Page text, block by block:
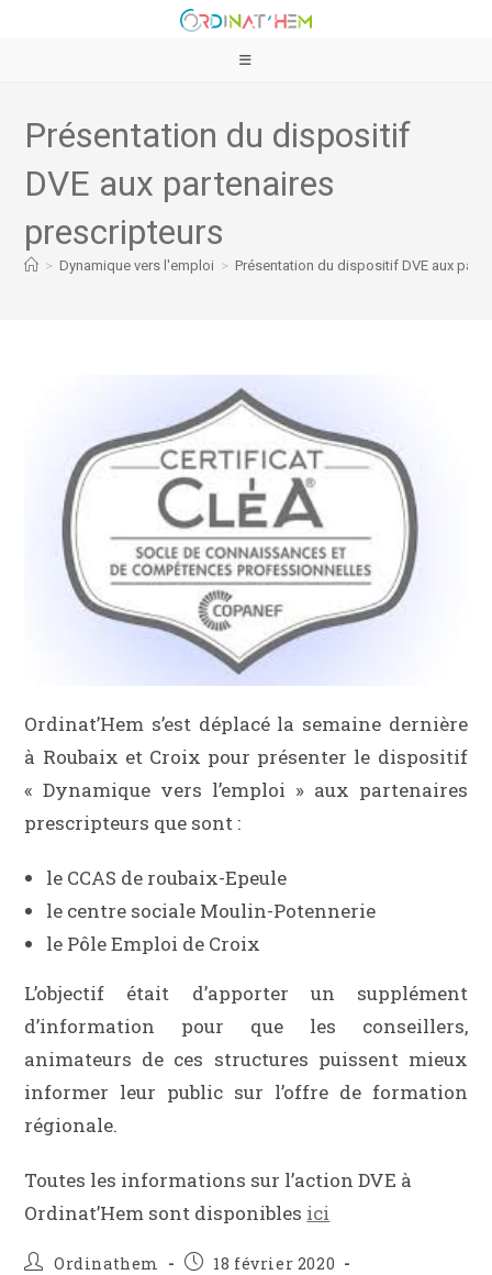
Présentation du dispositif
DVE aux partenaires
prescripteurs
> Dynamique vers l'emploi > Présentation du dispositif DVE aux
Ordinat’Hem s’est déplacé la semaine dernière
à Roubaix et Croix pour présenter le dispositif
« Dynamique vers l’emploi » aux partenaires
prescripteurs que sont :
le CCAS de roubaix-Epeule
le centre sociale Moulin-Potennerie
le Pôle Emploi de Croix
L’objectif était d’apporter un supplément
d’information pour que les conseillers,
animateurs de ces structures puissent mieux
informer leur public sur l’offre de formation
régionale.
Toutes les informations sur l’action DVE à
Ordinat’Hem sont disponibles ici
Ordinathem
18 février 2020